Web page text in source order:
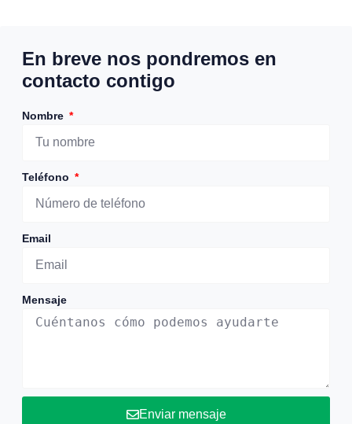
En breve nos pondremos en
contacto contigo
Nombre
Teléfono
Email
Mensaje
Enviar mensaje